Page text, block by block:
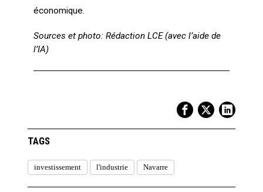
économique.
Sources et photo: Rédaction LCE (avec l’aide de
l’IA)
TAGS
investissement l'industrie Navarre